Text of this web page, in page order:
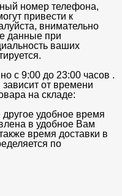
номер телефона,
привести к
внимательно
данные при
ваших
с 9:00 до 23:00 часов .
от времени
на складе:
удобное время
в удобное Вам
время доставки в
по